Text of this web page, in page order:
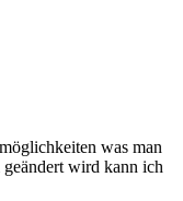
was man
wird kann ich